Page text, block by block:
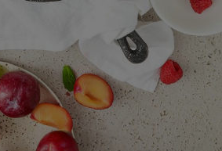
ZAKOPANE
GÓRA